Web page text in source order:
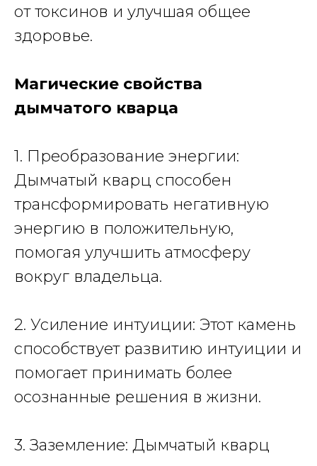
от токсинов и улучшая общее
здоровье.
Магические свойства
дымчатого кварца
1. Преобразование энергии:
Дымчатый кварц способен
трансформировать негативную
энергию в положительную,
помогая улучшить атмосферу
вокруг владельца.
2. Усиление интуиции: Этот камень
способствует развитию интуиции и
помогает принимать более
осознанные решения в жизни.
3. Заземление: Дымчатый кварц